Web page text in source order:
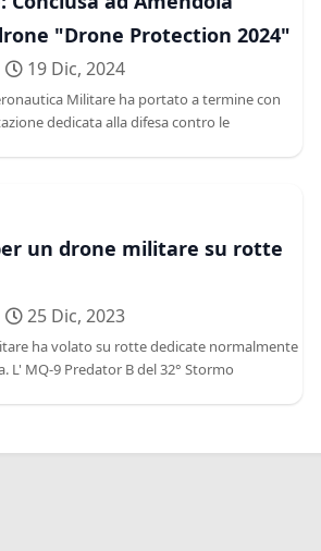
"Drone Protection 2024"
19 Dic, 2024
Militare ha portato a termine con
dedicata alla difesa contro le
un drone militare su rotte
25 Dic, 2023
ha volato su rotte dedicate normalmente
MQ-9 Predator B del 32° Stormo